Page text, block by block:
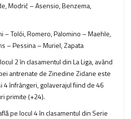
Modrić – Asensio, Benzema,
– Tolói, Romero, Palomino – Maehle,
– Pessina – Muriel, Zapata
2 în clasamentul din La Liga, având
antrenate de Zinedine Zidane este
4 înfrângeri, golaverajul fiind de 46
primite (+24).
pe locul 4 în clasamentul din Serie